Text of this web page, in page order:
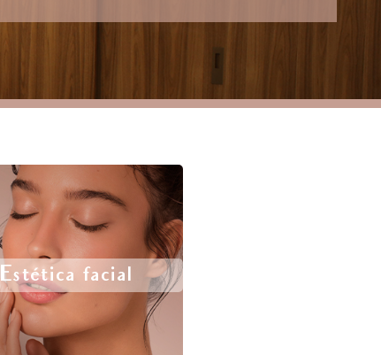
Estética facial